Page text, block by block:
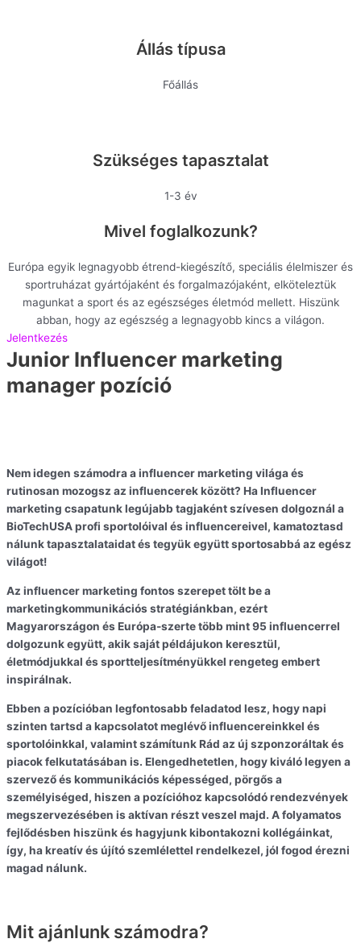
Állás típusa
Főállás
Szükséges tapasztalat
1-3 év
Mivel foglalkozunk?
Európa egyik legnagyobb étrend-kiegészítő, speciális élelmiszer és
sportruházat gyártójaként és forgalmazójaként, elköteleztük
magunkat a sport és az egészséges életmód mellett. Hiszünk
abban, hogy az egészség a legnagyobb kincs a világon.
Jelentkezés
Junior Influencer marketing
manager pozíció
Nem idegen számodra a influencer marketing világa és
rutinosan mozogsz az influencerek között? Ha Influencer
marketing csapatunk legújabb tagjaként szívesen dolgoznál a
BioTechUSA profi sportolóival és influencereivel, kamatoztasd
nálunk tapasztalataidat és tegyük együtt sportosabbá az egész
világot!
Az influencer marketing fontos szerepet tölt be a
marketingkommunikációs stratégiánkban, ezért
Magyarországon és Európa-szerte több mint 95 influencerrel
dolgozunk együtt, akik saját példájukon keresztül,
életmódjukkal és sportteljesítményükkel rengeteg embert
inspirálnak.
Ebben a pozícióban legfontosabb feladatod lesz, hogy napi
szinten tartsd a kapcsolatot meglévő influencereinkkel és
sportolóinkkal, valamint számítunk Rád az új szponzoráltak és
piacok felkutatásában is. Elengedhetetlen, hogy kiváló legyen a
szervező és kommunikációs képességed, pörgős a
személyiséged, hiszen a pozícióhoz kapcsolódó rendezvények
megszervezésében is aktívan részt veszel majd. A folyamatos
fejlődésben hiszünk és hagyjunk kibontakozni kollégáinkat,
így, ha kreatív és újító szemlélettel rendelkezel, jól fogod érezni
magad nálunk.
Mit ajánlunk számodra?